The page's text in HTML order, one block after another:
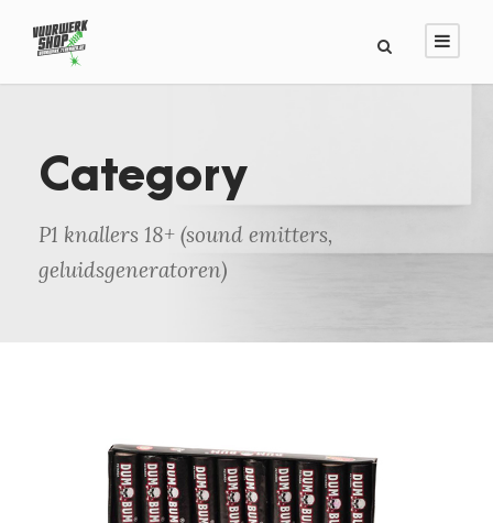
Category
P1 knallers 18+ (sound emitters,
geluidsgeneratoren)